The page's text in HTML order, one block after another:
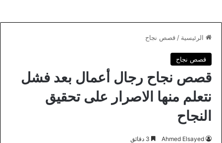
الرئيسية / قصص نجاح
قصص نجاح
قصص نجاح رجال أعمال بعد فشل
نتعلم منها الاصرار على تحقيق
النجاح
Ahmed Elsayed